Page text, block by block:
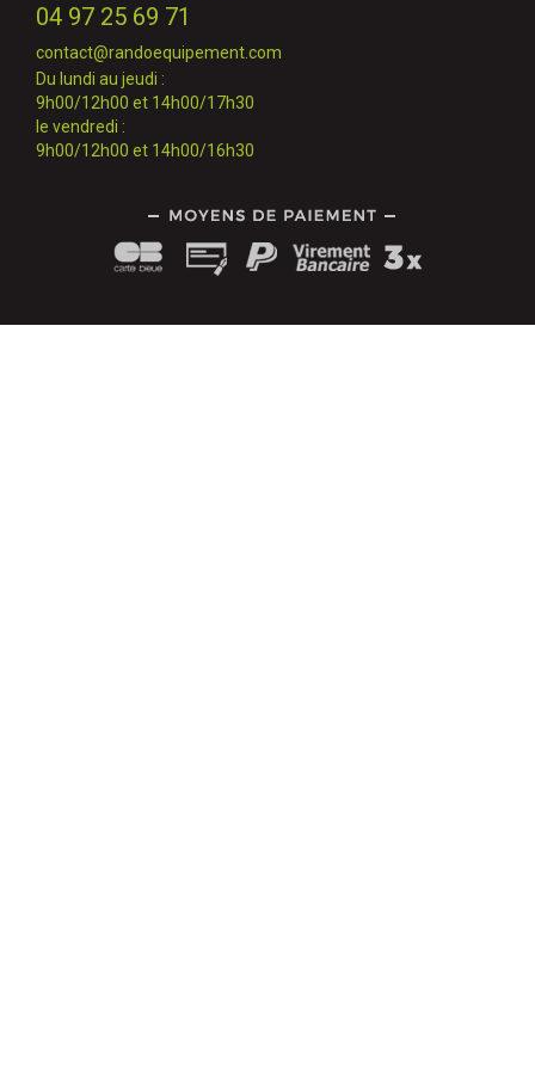
04 97 25 69 71
contact@randoequipement.com
Du lundi au jeudi :
9h00/12h00 et 14h00/17h30
le vendredi :
9h00/12h00 et 14h00/16h30